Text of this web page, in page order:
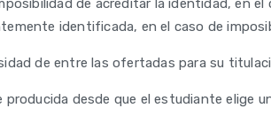
de acreditar la identidad, en
identificada, en el caso de
de entre las ofertadas para su
producida desde que el estudiante elige